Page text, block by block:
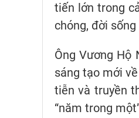
tiến lớn trong
chóng, đời
Ông Vương Hộ
sáng tạo mới
tiễn và truyền
“năm trong